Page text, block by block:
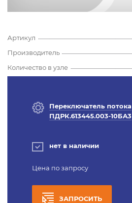
Артикул
Производитель
Количество в узле
Переключатель потока
ПДРК.613445.003-10БА3
нет в наличии
Цена по запросу
ЗАПРОСИТЬ